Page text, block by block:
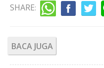
SHARE:
BACA JUGA